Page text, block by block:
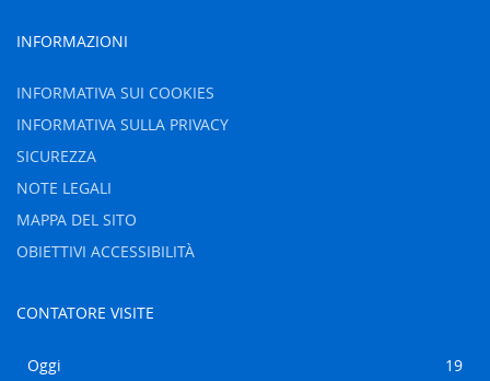
INFORMAZIONI
INFORMATIVA SUI COOKIES
INFORMATIVA SULLA PRIVACY
SICUREZZA
NOTE LEGALI
MAPPA DEL SITO
OBIETTIVI ACCESSIBILITÀ
CONTATORE VISITE
Oggi 19